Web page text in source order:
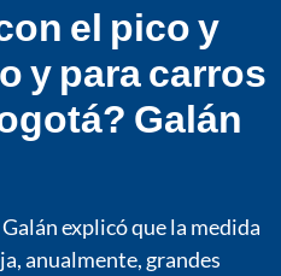
el pico y
y para carros
Galán
explicó que la medida
anualmente, grandes